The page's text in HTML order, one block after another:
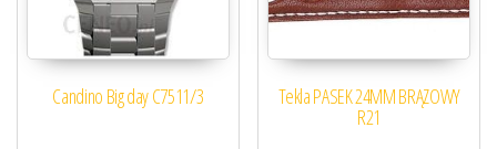
Candino Big day C7511/3 Tekla PASEK 24MM BRĄZOWY
R21